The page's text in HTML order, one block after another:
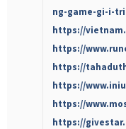
ng-game-gi-i-
https://
https://
https://
https://
https://
https://